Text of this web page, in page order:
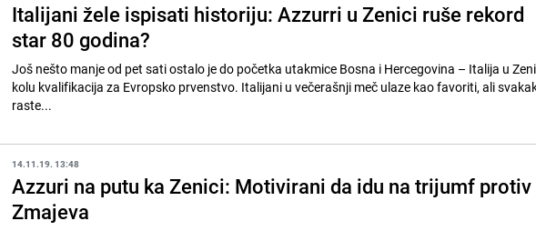
Italijani žele ispisati historiju: Azzurri u Zenici ruše rekord
star 80 godina?
Još nešto manje od pet sati ostalo je do početka utakmice Bosna i Hercegovina – Italija u
kolu kvalifikacija za Evropsko prvenstvo. Italijani u večerašnji meč ulaze kao favoriti, ali
raste...
14.11.19. 13:48
Azzuri na putu ka Zenici: Motivirani da idu na trijumf protiv
Zmajeva